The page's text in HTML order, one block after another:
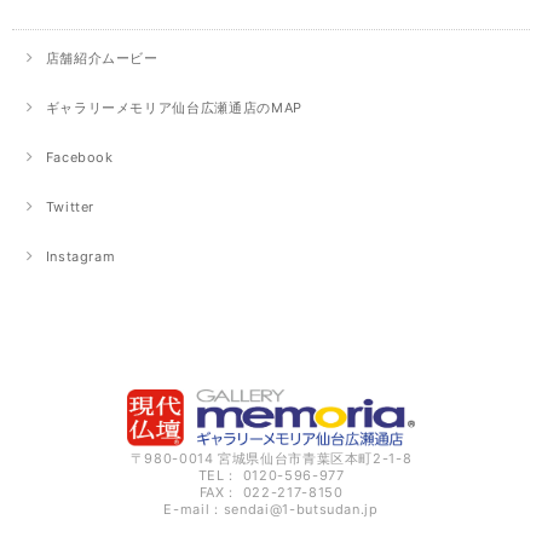
店舗紹介ムービー
ギャラリーメモリア仙台広瀬通店のMAP
Facebook
Twitter
Instagram
〒980-0014 宮城県仙台市青葉区本町2-1-8
TEL： 0120-596-977
FAX： 022-217-8150
E-mail： sendai@1-butsudan.jp